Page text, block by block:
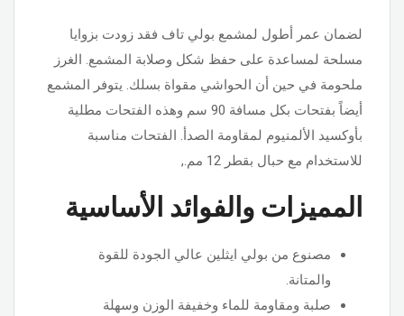
لضمان عمر أطول لمشمع بولي تاف فقد زودت بزوايا
مسلحة لمساعدة على حفظ شكل وصلابة المشمع. الغرز
ملحومة في حين أن الحواشي مقواة بسلك. يتوفر المشمع
أيضاً بفتحات بكل مسافة 90 سم وهذه الفتحات مطلية
بأوكسيد الألمنيوم لمقاومة الصدأ. الفتحات مناسبة
للاستخدام مع حبال بقطر 12 مم.,
المميزات والفوائد الأساسية
مصنوع من بولي ايثلين عالي الجودة للقوة
والمتانة.
صلبة ومقاومة للماء وخفيفة الوزن وسهلة